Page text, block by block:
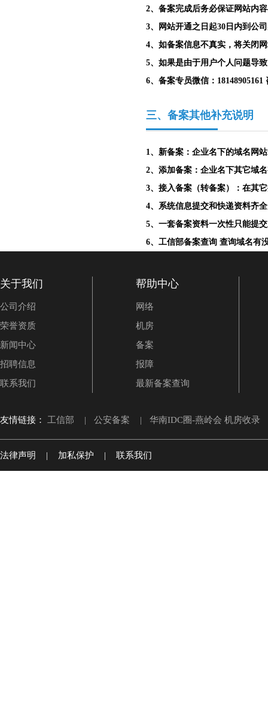
2、备案完成后务必保证网站内
3、网站开通之日起30日内到公
4、如备案信息不真实，将关闭
5、如果是由于用户个人问题导
6、备案专员微信：18148905161
三、备案其他补充说明
1、新备案：企业名下的域名网
2、添加备案：企业名下其它域
3、接入备案（转备案）：在其
4、系统信息提交和快递资料齐
5、一套备案资料一次性只能提
6、工信部备案查询 查询域名有
关于我们
公司介绍
荣誉资质
新闻中心
招聘信息
联系我们
帮助中心
网络
机房
备案
报障
最新备案查询
友情链接： 工信部 | 公安备案 | 华南IDC圈-燕岭会 机房收录
法律声明 | 加私保护 | 联系我们